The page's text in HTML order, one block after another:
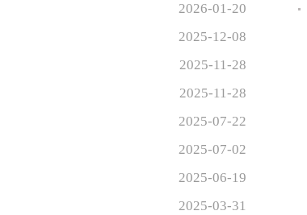
2026-01-20
2025-12-08
2025-11-28
2025-11-28
2025-07-22
2025-07-02
2025-06-19
2025-03-31